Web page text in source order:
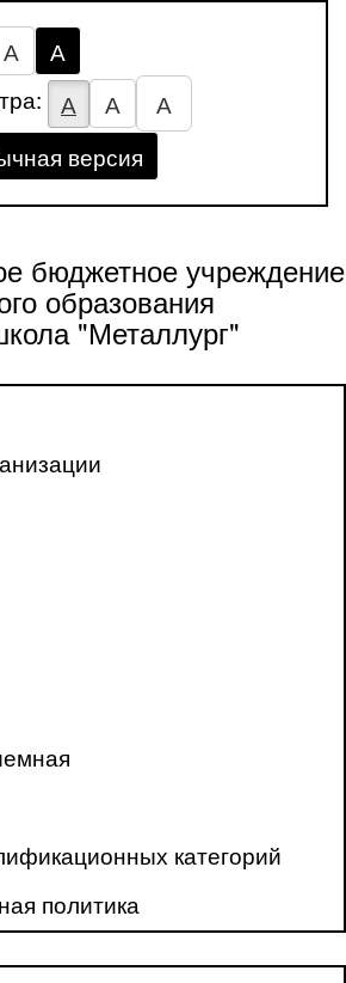
А
А
А А
А
версия
бюджетное учреждение
образования
"Металлург"
категорий
политика